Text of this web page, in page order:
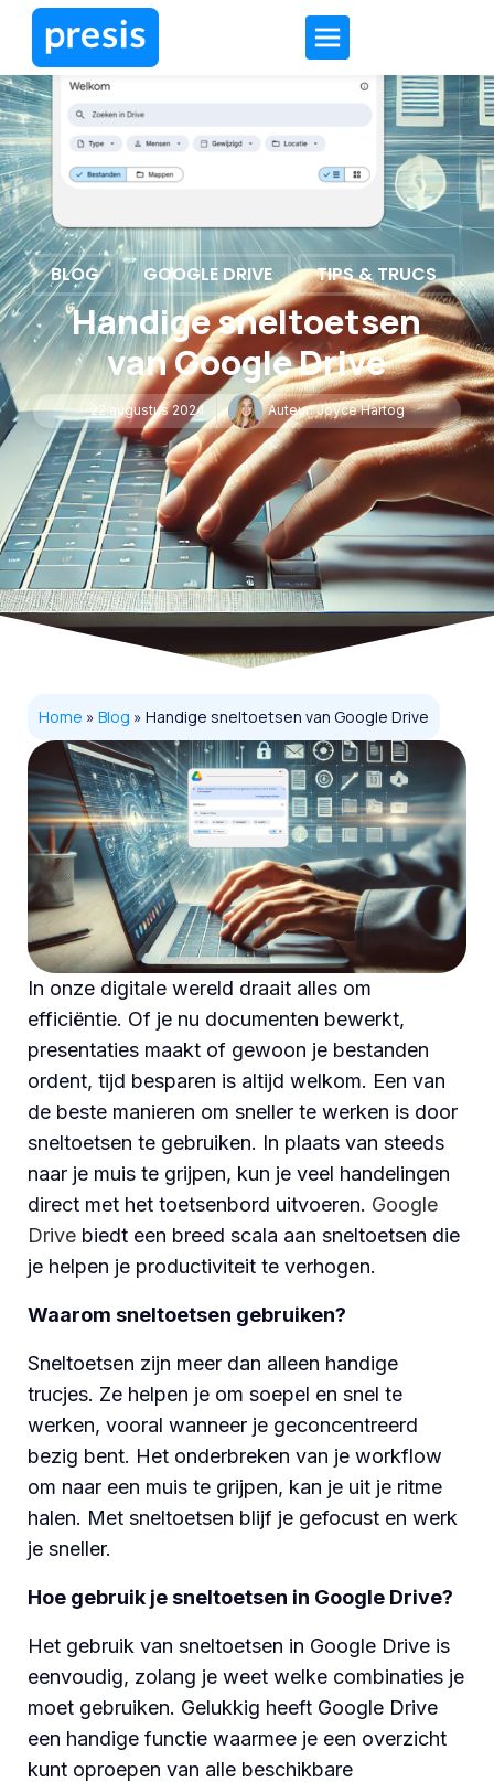
BLOG GOOGLE DRIVE TIPS & TRUCS
Handige sneltoetsen
van Google Drive
22 augustus 2024 Auteur:Joyce Hartog
Home » Blog » Handige sneltoetsen van Google Drive
In onze digitale wereld draait alles om
efficiëntie. Of je nu documenten bewerkt,
presentaties maakt of gewoon je bestanden
ordent, tijd besparen is altijd welkom. Een van
de beste manieren om sneller te werken is door
sneltoetsen te gebruiken. In plaats van steeds
naar je muis te grijpen, kun je veel handelingen
direct met het toetsenbord uitvoeren. Google
Drive biedt een breed scala aan sneltoetsen die
je helpen je productiviteit te verhogen.
Waarom sneltoetsen gebruiken?
Sneltoetsen zijn meer dan alleen handige
trucjes. Ze helpen je om soepel en snel te
werken, vooral wanneer je geconcentreerd
bezig bent. Het onderbreken van je workflow
om naar een muis te grijpen, kan je uit je ritme
halen. Met sneltoetsen blijf je gefocust en werk
je sneller.
Hoe gebruik je sneltoetsen in Google Drive?
Het gebruik van sneltoetsen in Google Drive is
eenvoudig, zolang je weet welke combinaties je
moet gebruiken. Gelukkig heeft Google Drive
een handige functie waarmee je een overzicht
kunt oproepen van alle beschikbare